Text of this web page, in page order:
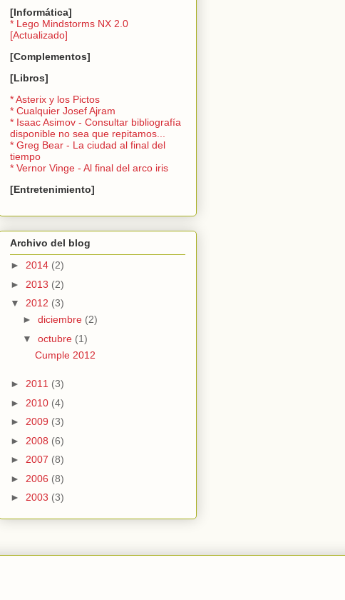
[Informática]
* Lego Mindstorms NX 2.0
[Actualizado]
[Complementos]
[Libros]
* Asterix y los Pictos
* Cualquier Josef Ajram
* Isaac Asimov - Consultar bibliografí­a
disponible no sea que repitamos...
* Greg Bear - La ciudad al final del
tiempo
* Vernor Vinge - Al final del arco iris
[Entretenimiento]
Archivo del blog
► 2014 (2)
► 2013 (2)
▼ 2012 (3)
► diciembre (2)
▼ octubre (1)
Cumple 2012
► 2011 (3)
► 2010 (4)
► 2009 (3)
► 2008 (6)
► 2007 (8)
► 2006 (8)
► 2003 (3)